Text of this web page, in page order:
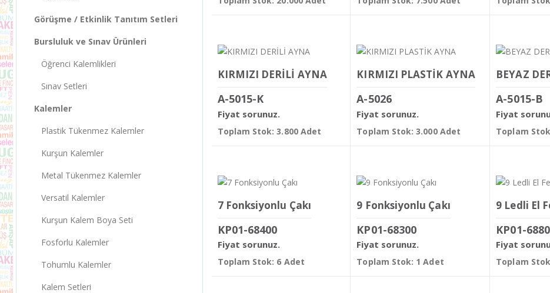
Görüşme / Etkinlik Tanıtım Setleri
Bursluluk ve Sınav Ürünleri
Öğrenci Kalemlikleri
Sınav Setleri
Kalemler
Plastik Tükenmez Kalemler
Kurşun Kalemler
Metal Tükenmez Kalemler
Versatil Kalemler
Kurşun Kalem Boya Seti
Fosforlu Kalemler
Tohumlu Kalemler
Kalem Setleri
KIRMIZI DERİLİ AYNA
A-5015-K
Fiyat sorunuz.
Toplam Stok: 3.800 Adet
KIRMIZI PLASTİK AYNA
A-5026
Fiyat sorunuz.
Toplam Stok: 3.000 Adet
BEYAZ
A-5015-B
Fiyat
Toplam
7 Fonksiyonlu Çakı
KP01-68400
Fiyat sorunuz.
Toplam Stok: 6 Adet
9 Fonksiyonlu Çakı
KP01-68300
Fiyat sorunuz.
Toplam Stok: 1 Adet
9 Ledli El
KP01-
Fiyat
Toplam